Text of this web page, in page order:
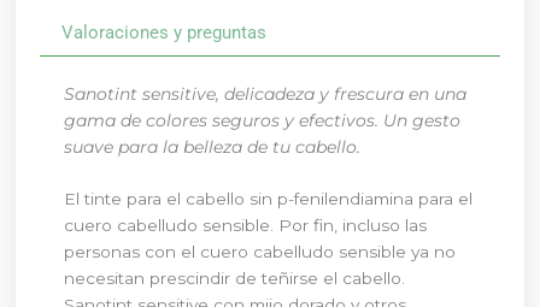
Valoraciones y preguntas
Sanotint sensitive, delicadeza y frescura en una
gama de colores seguros y efectivos. Un gesto
suave para la belleza de tu cabello.
El tinte para el cabello sin p-fenilendiamina para el
cuero cabelludo sensible. Por fin, incluso las
personas con el cuero cabelludo sensible ya no
necesitan prescindir de teñirse el cabello.